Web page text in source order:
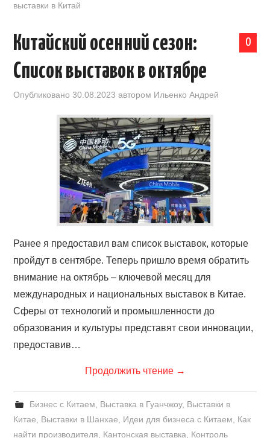
выставки в Китай
0
Китайский осенний сезон:
Список выставок в октябре
Опубликовано30.08.2023 автором Ильенко Андрей
Ранее я предоставил вам список выставок, которые
пройдут в сентябре. Теперь пришло время обратить
внимание на октябрь – ключевой месяц для
международных и национальных выставок в Китае.
Сферы от технологий и промышленности до
образования и культуры представят свои инновации,
предоставив…
Продолжить чтение →
Бизнес с Китаем Выставка в Гуанчжоу, Выставки в
Китае
Выставки в Шанхае Идеи для бизнеса с Китаем
Как
найти производителя
Кантонская выставка Контроль